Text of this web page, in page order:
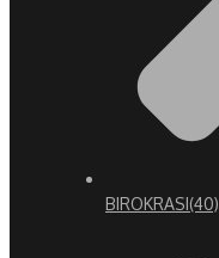
BIROKRASI(40)